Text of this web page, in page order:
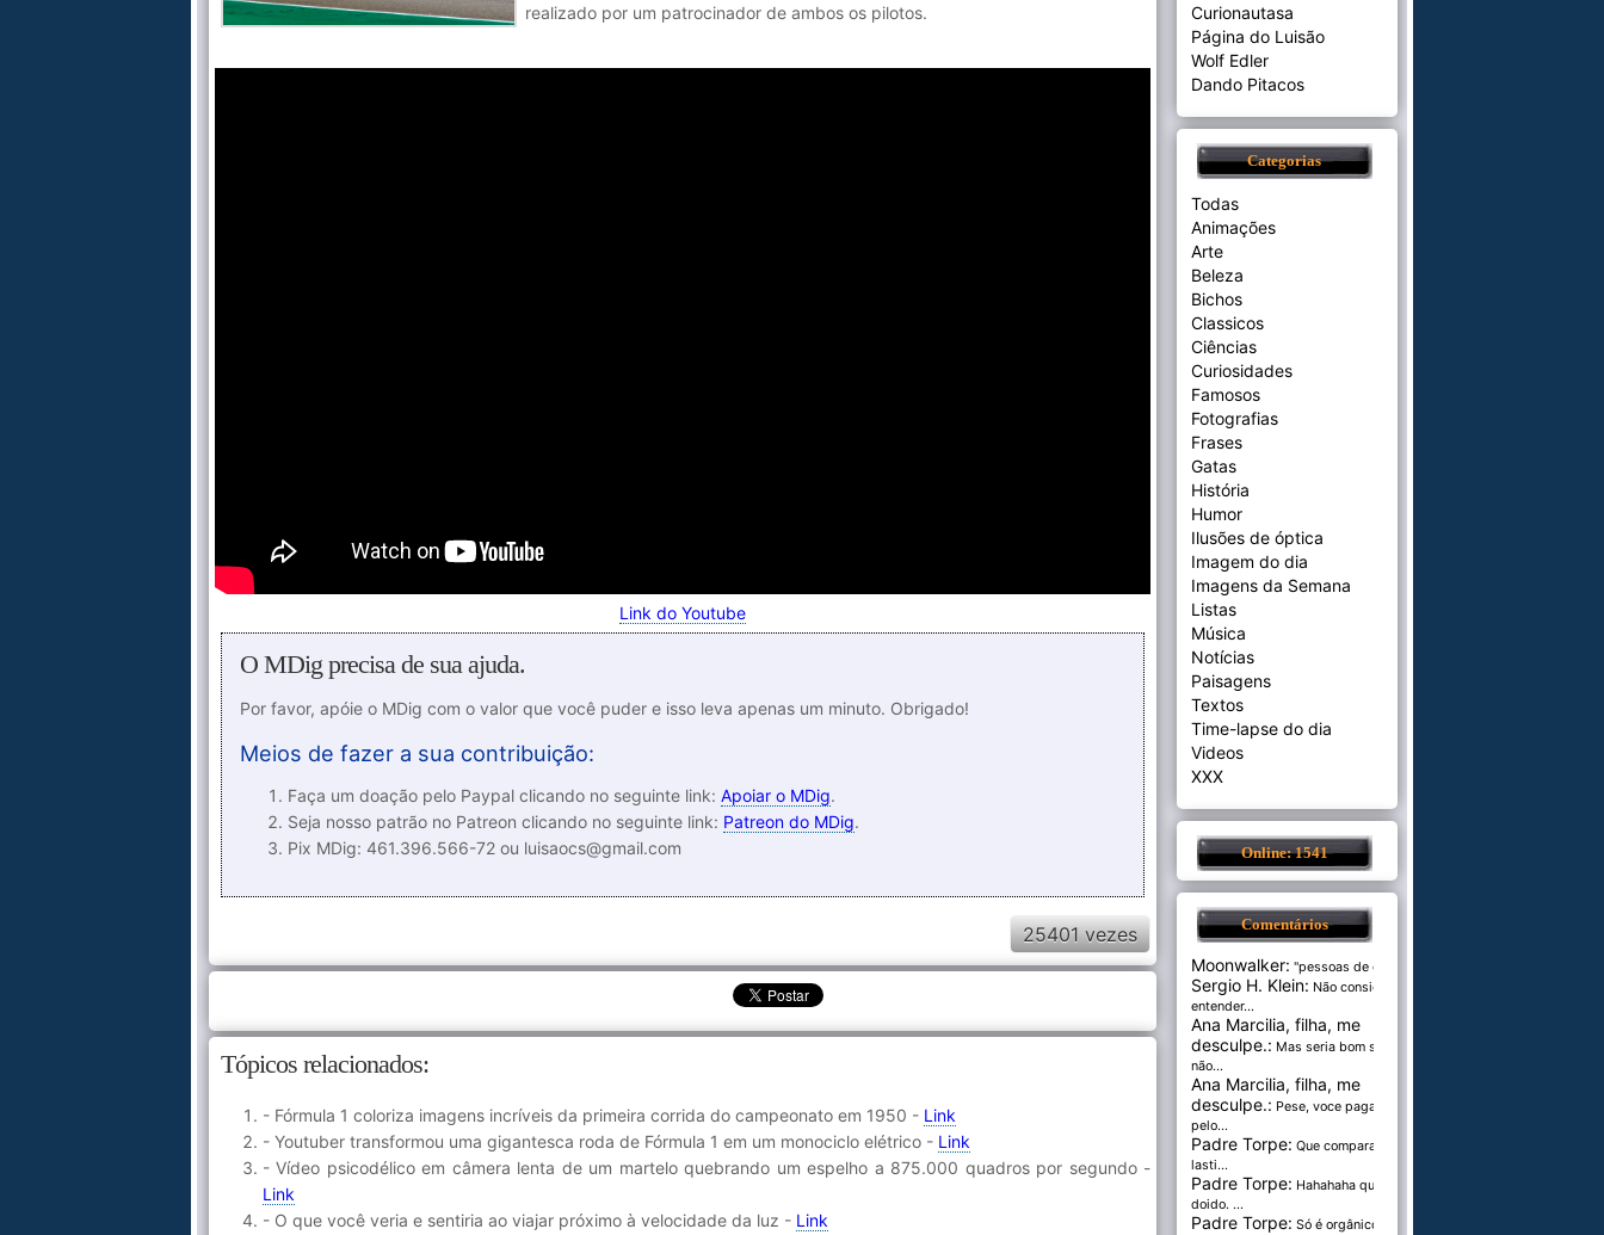
realizado por um patrocinador de ambos os pilotos.
Link do Youtube
O MDig precisa de sua ajuda.
Por favor, apóie o MDig com o valor que você puder e isso leva apenas um minuto. Obrigado!
Meios de fazer a sua contribuição:
Faça um doação pelo Paypal clicando no seguinte link: Apoiar o MDig.
Seja nosso patrão no Patreon clicando no seguinte link: Patreon do MDig.
Pix MDig: 461.396.566-72 ou luisaocs@gmail.com
25401 vezes
Tópicos relacionados:
- Fórmula 1 coloriza imagens incríveis da primeira corrida do campeonato em 1950 - Link
- Youtuber transformou uma gigantesca roda de Fórmula 1 em um monociclo elétrico - Link
- Vídeo psicodélico em câmera lenta de um martelo quebrando um espelho a 875.000 quadros por segundo -
Link
- O que você veria e sentiria ao viajar próximo à velocidade da luz - Link
Curionautasa
Página do Luisão
Wolf Edler
Dando Pitacos
Categorias
Todas
Animações
Arte
Beleza
Bichos
Classicos
Ciências
Curiosidades
Famosos
Fotografias
Frases
Gatas
História
Humor
Ilusões de óptica
Imagem do dia
Imagens da Semana
Listas
Música
Notícias
Paisagens
Textos
Time-lapse do dia
Videos
XXX
Online: 1541
Comentários
Moonwalker: "pessoas de cer...
Sergio H. Klein: Não consigo
entender...
Ana Marcilia, filha, me
desculpe.: Mas seria bom se
não...
Ana Marcilia, filha, me
desculpe.: Pese, voce paga
pelo...
Padre Torpe: Que comparação
lasti...
Padre Torpe: Hahahaha que
doido. ...
Padre Torpe: Só é orgânico se